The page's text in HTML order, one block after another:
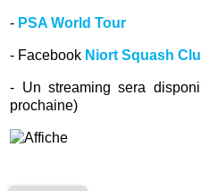
- PSA World Tour
- Facebook Niort Squash
- Un streaming sera
prochaine)